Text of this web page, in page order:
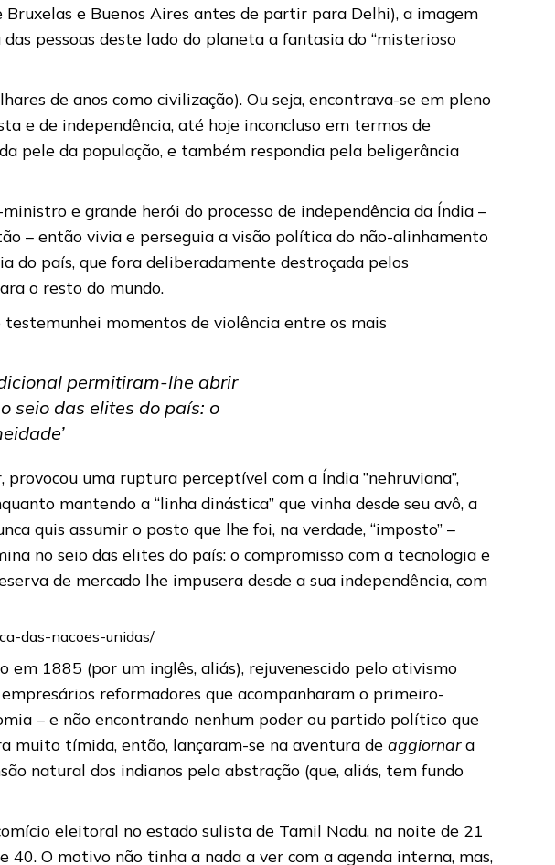
e Buenos Aires antes de partir para Delhi), a imagem
pessoas deste lado do planeta a fantasia do “misterioso
de anos como civilização). Ou seja, encontrava-se em pleno
e de independência, até hoje inconcluso em termos de
pele da população, e também respondia pela beligerância
e grande herói do processo de independência da Índia –
– então vivia e perseguia a visão política do não-alinhamento
do país, que fora deliberadamente destroçada pelos
o resto do mundo.
momentos de violência entre os mais
permitiram-lhe abrir
seio das elites do país: o
uma ruptura perceptível com a Índia ”nehruviana”,
mantendo a “linha dinástica” que vinha desde seu avô, a
quis assumir o posto que lhe foi, na verdade, “imposto” –
no seio das elites do país: o compromisso com a tecnologia e
de mercado lhe impusera desde a sua independência, com
das-nacoes-unidas/
em 1885 (por um inglês, aliás), rejuvenescido pelo ativismo
reformadores que acompanharam o primeiro-
– e não encontrando nenhum poder ou partido político que
muito tímida, então, lançaram-se na aventura deaggiornara
natural dos indianos pela abstração (que, aliás, tem fundo
eleitoral no estado sulista de Tamil Nadu, na noite de 21
O motivo não tinha a nada a ver com a agenda interna, mas,